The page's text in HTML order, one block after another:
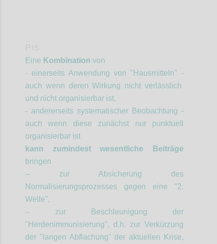
Eine Kombination von
- einerseits Anwendung von "Hausmitteln" -
auch wenn deren Wirkung nicht verlässlich
und nicht organisierbar ist,
- andererseits systematischer Beobachtung -
auch wenn diese zunächst nur punktuell
organisierbar ist
kann zumindest wesentliche Beiträge
bringen
-- zur Absicherung des
Normalisierungsprozesses gegen eine "2.
Welle",
-- zur Beschleunigung der
"Herdenimmunisierung", d.h. zur Verkürzung
der "langen Abflachung" der aktuellen Krise,